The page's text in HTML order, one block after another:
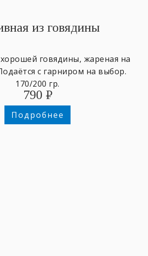
из говядины
говядины, жареная на
с гарниром на выбор.
170/200 гр.
790 ₽
Подробнее